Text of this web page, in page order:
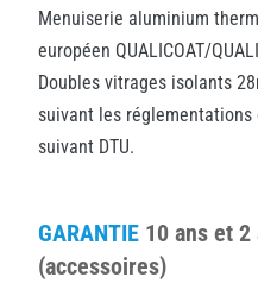
Menuiserie aluminium
européen QUALICOAT/
Doubles vitrages isolants
suivant les
suivant DTU.
GARANTIE 10 ans et
(accessoires)